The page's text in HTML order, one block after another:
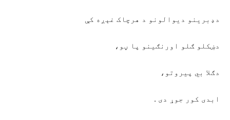
دډبرینو دیوالونو د هرچاک غېږه کې
دښکلو ګلو اورنګینو پا ڼو،
دګلا بي پیروتو،
ابدی کور جوړ دی .